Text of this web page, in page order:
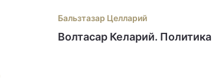
Бальзтазар Целларий
Волтасар Келарий. Политика